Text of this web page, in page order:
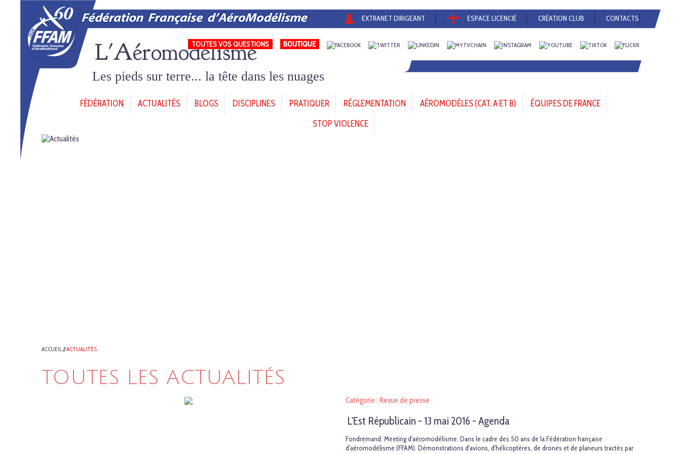
EXTRANET DIRIGEANT ESPACE LICENCIÉ CRÉATION CLUB CONTACTS
TOUTES VOS QUESTIONS
L'Aéromodélisme
Les pieds sur terre... la tête dans les nuages
FÉDÉRATION ACTUALITÉS BLOGS DISCIPLINES PRATIQUER RÉGLEMENTATION AÉROMODÈLES (CAT. A ET B)
ÉQUIPES DE FRANCE
STOP VIOLENCE
ACCUEIL//ACTUALITÉS
TOUTES LES ACTUALITÉS
Catégorie : Revue de presse
L'Est Républicain - 13 mai 2016 - Agenda
Fondremand. Meeting d'aéromodélisme. Dans le cadre des 50 ans de la Fédération française
d'aéromodélisme (FFAM). Démonstrations d'avions, d'hélicoptères, de drones et de planeurs tractés par